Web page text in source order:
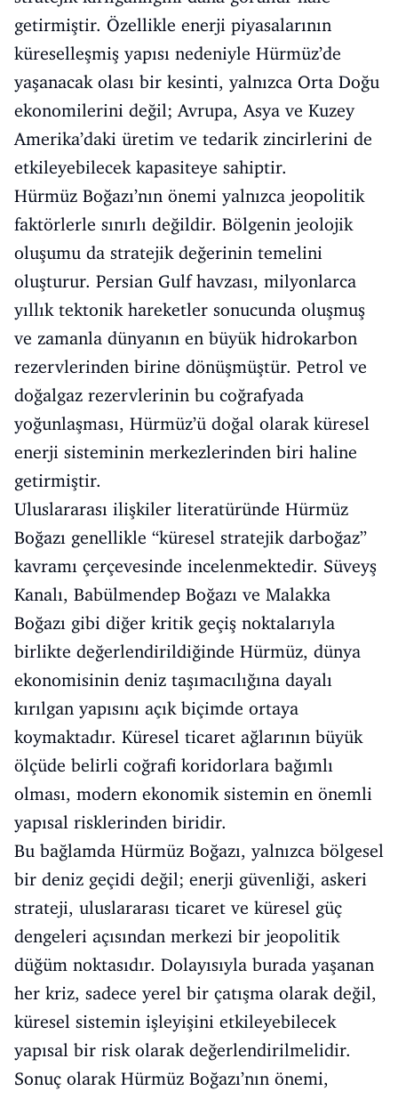
getirmiştir. Özellikle enerji piyasalarının
küreselleşmiş yapısı nedeniyle Hürmüz’de
yaşanacak olası bir kesinti, yalnızca Orta Doğu
ekonomilerini değil; Avrupa, Asya ve Kuzey
Amerika’daki üretim ve tedarik zincirlerini de
etkileyebilecek kapasiteye sahiptir.
Hürmüz Boğazı’nın önemi yalnızca jeopolitik
faktörlerle sınırlı değildir. Bölgenin jeolojik
oluşumu da stratejik değerinin temelini
oluşturur. Persian Gulf havzası, milyonlarca
yıllık tektonik hareketler sonucunda oluşmuş
ve zamanla dünyanın en büyük hidrokarbon
rezervlerinden birine dönüşmüştür. Petrol ve
doğalgaz rezervlerinin bu coğrafyada
yoğunlaşması, Hürmüz’ü doğal olarak küresel
enerji sisteminin merkezlerinden biri haline
getirmiştir.
Uluslararası ilişkiler literatüründe Hürmüz
Boğazı genellikle “küresel stratejik darboğaz”
kavramı çerçevesinde incelenmektedir. Süveyş
Kanalı, Babülmendep Boğazı ve Malakka
Boğazı gibi diğer kritik geçiş noktalarıyla
birlikte değerlendirildiğinde Hürmüz, dünya
ekonomisinin deniz taşımacılığına dayalı
kırılgan yapısını açık biçimde ortaya
koymaktadır. Küresel ticaret ağlarının büyük
ölçüde belirli coğrafi koridorlara bağımlı
olması, modern ekonomik sistemin en önemli
yapısal risklerinden biridir.
Bu bağlamda Hürmüz Boğazı, yalnızca bölgesel
bir deniz geçidi değil; enerji güvenliği, askeri
strateji, uluslararası ticaret ve küresel güç
dengeleri açısından merkezi bir jeopolitik
düğüm noktasıdır. Dolayısıyla burada yaşanan
her kriz, sadece yerel bir çatışma olarak değil,
küresel sistemin işleyişini etkileyebilecek
yapısal bir risk olarak değerlendirilmelidir.
Sonuç olarak Hürmüz Boğazı’nın önemi,